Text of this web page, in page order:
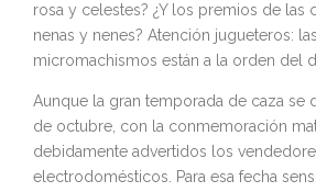
rosa y celestes? ¿Y los premios de las
nenas y nenes? Atención jugueteros:
micromachismos están a la orden del
Aunque la gran temporada de caza se
de octubre, con la conmemoración
debidamente advertidos los
electrodomésticos. Para esa fecha